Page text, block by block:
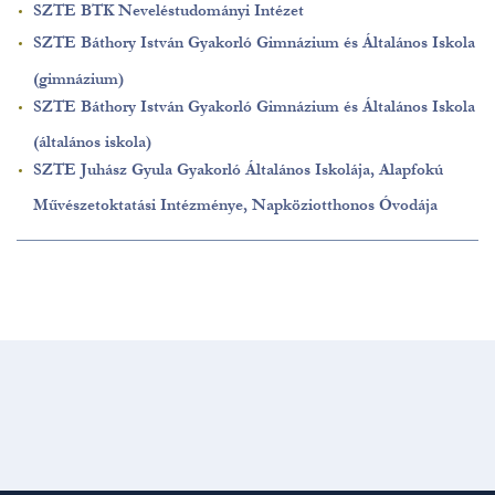
SZTE BTK Neveléstudományi Intézet
SZTE Báthory István Gyakorló Gimnázium és Általános Iskola
(gimnázium)
SZTE Báthory István Gyakorló Gimnázium és Általános Iskola
(általános iskola)
SZTE Juhász Gyula Gyakorló Általános Iskolája, Alapfokú
Művészetoktatási Intézménye, Napköziotthonos Óvodája